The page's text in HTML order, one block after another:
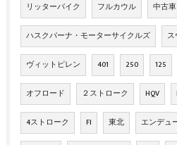
リッターバイク フルカウル 中古車
ハスクバーナ・モーターサイクルズ
ヴィットピレン 401 250 125
オフロード ２ストローク HQV
4ストローク FI 東北 エンデュ